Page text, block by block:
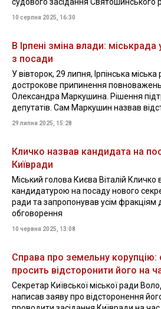
10 серпня 2025, 16:30
В Ірпені зміна влади:
з посади
У вівторок, 29 липня, Ірпінська
дострокове припинення повноважень
Олександра Маркушина. Рішення
депутатів. Сам Маркушин назвав
29 липня 2025, 15:28
Кличко назвав кандидата на
Київради
Міський голова Києва Віталій Кличко
кандидатурою на посаду нового
ради та запропонував усім фракціям
обговорення
10 червня 2025, 13:08
Справа про земельну корупцію:
просить відсторонити його на
Секретар Київської міської ради
написав заяву про відсторонення